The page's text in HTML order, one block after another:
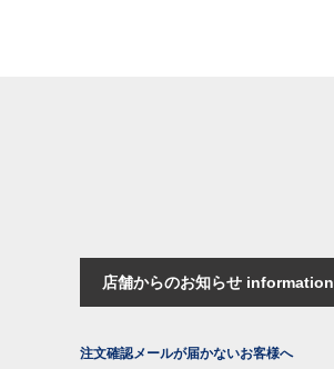
店舗からのお知らせ information
注文確認メールが届かないお客様へ